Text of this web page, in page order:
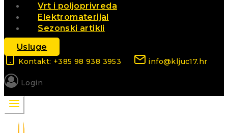
Vrt i poljoprivreda
Elektromaterijal
Sezonski artikli
Usluge
Kontakt: +385 98 938 3953 info@kljuc17.hr
Login